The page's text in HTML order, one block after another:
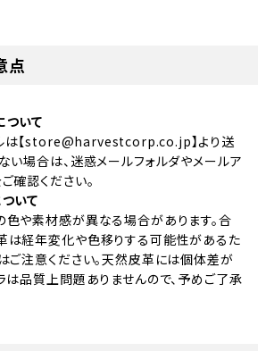
点
ついて
は【store@harvestcorp.co.jp】より送
い場合は、迷惑メールフォルダやメールア
確認ください。
いて
や素材感が異なる場合があります。合
は経年変化や色移りする可能性があるた
ご注意ください。天然皮革には個体差が
は品質上問題ありませんので、予めご了承